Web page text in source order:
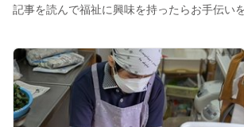
記事を読んで福祉に興味を持ったらお手伝い